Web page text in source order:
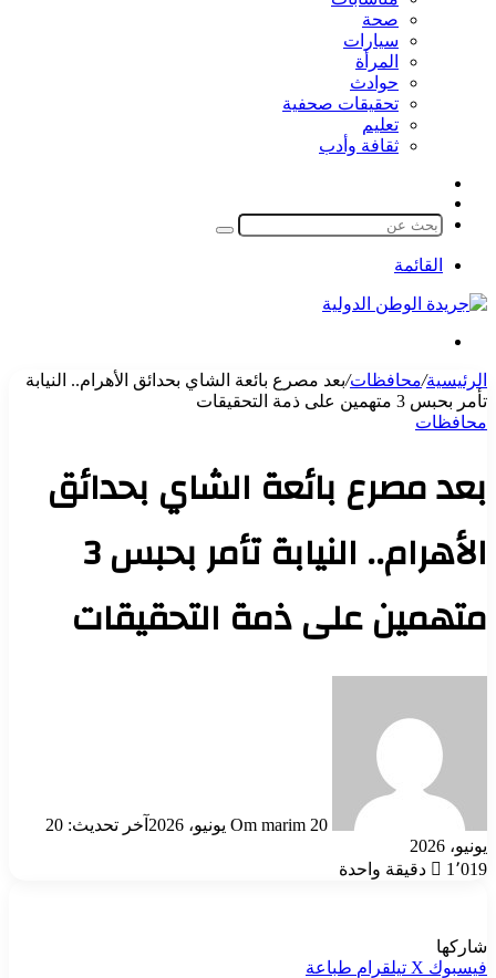
صحة
سيارات
المرأة
حوادث
تحقيقات صحفية
تعليم
ثقافة وأدب
المظلم
بحث
القائمة
الرئيسية/محافظات/بعد مصرع بائعة الشاي بحدائق الأهرام.. النيابة
تأمر بحبس 3 متهمين على ذمة التحقيقات
محافظات
بعد مصرع بائعة الشاي بحدائق
الأهرام.. النيابة تأمر بحبس 3
متهمين على ذمة التحقيقات
Om marim 20 يونيو، 2026
آخر تحديث: 20
يونيو، 2026
1٬019
دقيقة واحدة
شاركها
فيسبوك ‫X تيلقرام طباعة